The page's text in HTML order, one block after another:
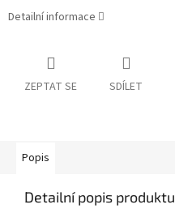
Detailní informace
ZEPTAT SE SDÍLET
Popis
Detailní popis produktu